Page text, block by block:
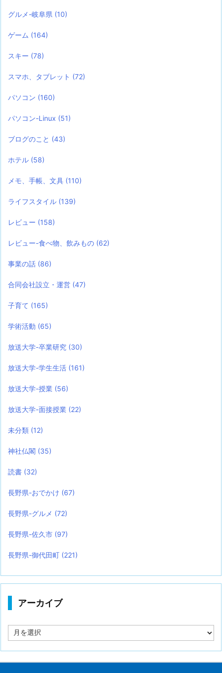
グルメ-岐阜県 (10)
ゲーム (164)
スキー (78)
スマホ、タブレット (72)
パソコン (160)
パソコン-Linux (51)
ブログのこと (43)
ホテル (58)
メモ、手帳、文具 (110)
ライフスタイル (139)
レビュー (158)
レビュー-食べ物、飲みもの (62)
事業の話 (86)
合同会社設立・運営 (47)
子育て (165)
学術活動 (65)
放送大学-卒業研究 (30)
放送大学-学生生活 (161)
放送大学-授業 (56)
放送大学-面接授業 (22)
未分類 (12)
神社仏閣 (35)
読書 (32)
長野県-おでかけ (67)
長野県-グルメ (72)
長野県-佐久市 (97)
長野県-御代田町 (221)
アーカイブ
ー